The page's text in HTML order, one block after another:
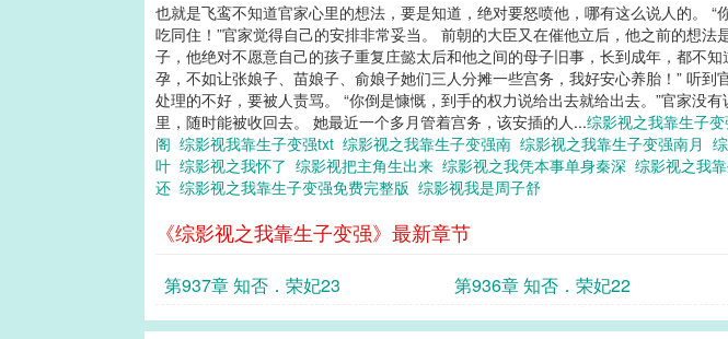
也就是飞鸾不知道官家心里的想法，要是知道，绝对要怒喷他，哪有这么说人的。
吃同住！”官家觉得自己的安排非常妥当。 前朝的大臣又在催他立后，他之前的想
子，他绝对不愿意自己的孩子重复庄懿太后和他之间的母子旧事，长到成年，都不
孕，不如让张娘子、苗娘子、俞娘子她们三人分摊一些宫务，我好安心养胎！” 听
处理的不好，要被人责骂。 “你倒是慷慨，到手的权力说给出去就给出去。”官家没
里，随时能被收回去。 她最近一个多月管着宫务，该安插的人...综影视之我靠生子
阁 综影视我靠生子变强txt 综影视之我靠生子变强南 综影视之我靠生子变强南月
叶 综影视之我怀了 综影视把主角生出来 综影视之我凭本事单身秦深 综影视之我
还 综影视之我靠生子变强免费完整版 综影视我是周子舒
《综影视之我靠生子变强》最新章节
第937章 知否．荣妃23 第936章 知否．荣妃22